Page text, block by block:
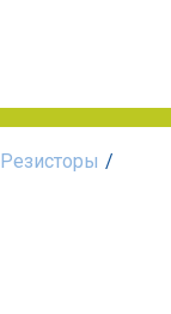
Резисторы /